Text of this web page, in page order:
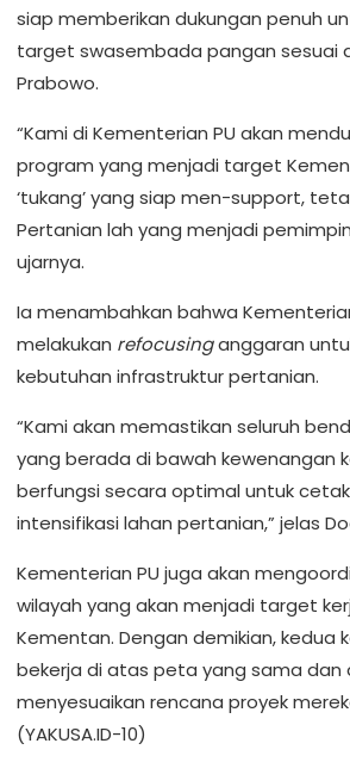
siap memberikan dukungan penuh
target swasembada pangan sesuai
Prabowo.
“Kami di Kementerian PU akan
program yang menjadi target
‘tukang’ yang siap men-support,
Pertanian lah yang menjadi
ujarnya.
Ia menambahkan bahwa
melakukan refocusinganggaran
kebutuhan infrastruktur pertanian.
“Kami akan memastikan seluruh
yang berada di bawah kewenangan
berfungsi secara optimal untuk
intensifikasi lahan pertanian,” jelas
Kementerian PU juga akan
wilayah yang akan menjadi target
Kementan. Dengan demikian, kedua
bekerja di atas peta yang sama dan
menyesuaikan rencana proyek
(YAKUSA.ID-10)